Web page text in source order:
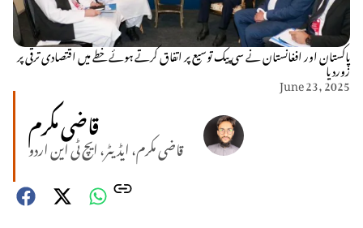
پاکستان اور افغانستان نے سی پیک توسیع پر اتفاق کرتے ہوئے خطے میں اقتصادی ترقی پر
زوردیا
June 23, 2025
قاضی مکرم
قاضی مکرم، ایڈیٹر، ایچ ٹی این اردو